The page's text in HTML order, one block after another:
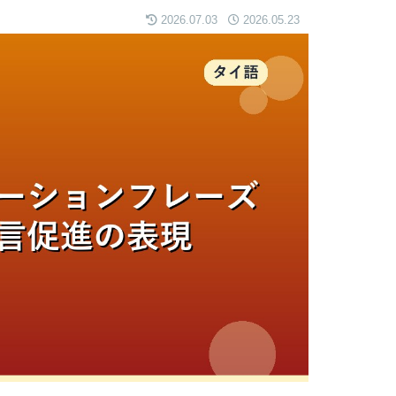
2026.07.03 2026.05.23